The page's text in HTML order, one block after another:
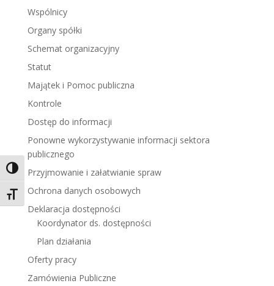
Toggle High Contrast
Toggle Font size
Wspólnicy
Organy spółki
Schemat organizacyjny
Statut
Majątek i Pomoc publiczna
Kontrole
Dostęp do informacji
Ponowne wykorzystywanie informacji sektora
publicznego
Przyjmowanie i załatwianie spraw
Ochrona danych osobowych
Deklaracja dostępności
Koordynator ds. dostępności
Plan działania
Oferty pracy
Zamówienia Publiczne